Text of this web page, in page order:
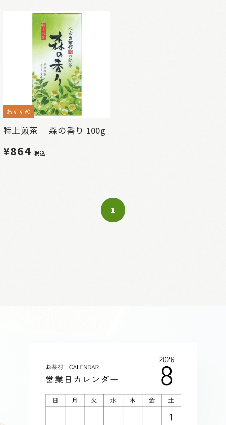
おすすめ
特上煎茶 森の香り 100g
¥864税込
1